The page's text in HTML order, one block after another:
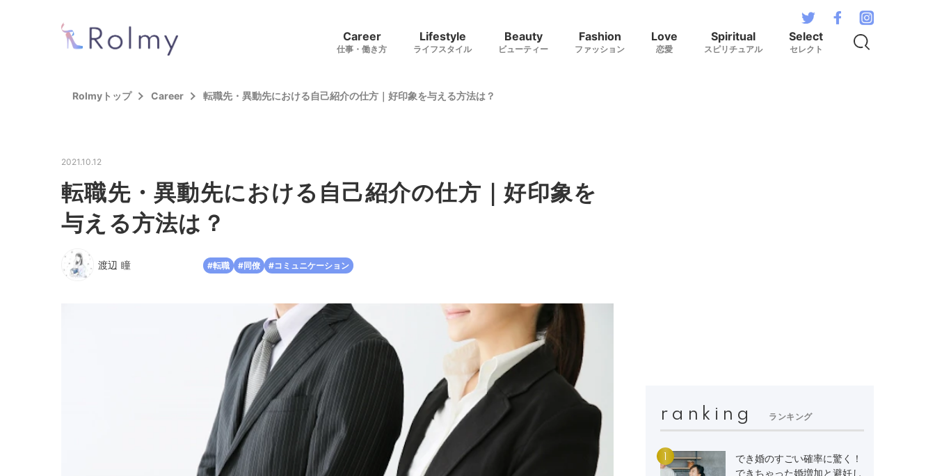
Career
仕事・働き方
Lifestyle
ライフスタイル
Beauty
ビューティー
Fashion
ファッション
Love
恋愛
Spiritual
スピリチュアル
Select
セレクト
Rolmyトップ Career 転職先・異動先における自己紹介の仕方｜好印象を与える方法は？
2021.10.12
転職先・異動先における自己紹介の仕方｜好印象を
与える方法は？
渡辺 瞳 #転職 #同僚 #コミュニケーション
ranking ランキング
でき婚のすごい確率に驚く！
できちゃった婚増加と避妊し